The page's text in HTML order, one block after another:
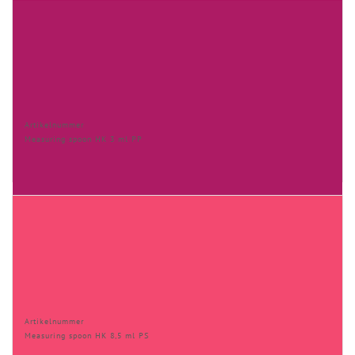
Artikelnummer
Measuring spoon HK 3 ml PP
Artikelnummer
Measuring spoon HK 8,5 ml PS